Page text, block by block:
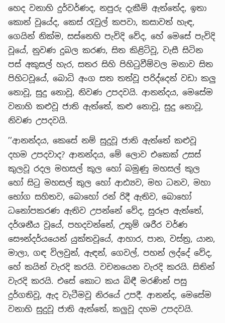
හෙද වනාහි දුර්වර්ණද, නපුරු දැකීම් ඇත්තේද, ඉතා
කොන් වූයේද, කෙස් රැවුල් කපවා, කසාවත් හැඳ,
ගෙයින් නික්ම, සස්නෙහි පැවිදි වේද, හේ මෙසේ පැවිදි
වූයේ, නුවණ දුබල කරණ, සිත කිළිටිවූ, වැසී සිටින
පස් අකුසල් හැර, සතර සිහි පිහිටුවීම්වල මනාව සිත
පිහිටවූයේ, බොධි අංග සත තත්වූ පරිද්දෙන් වඩා කලු
නොවූ, සුදු නොවූ, නිවණ උපදවයි. ආනන්දය, මෙසේම
වනාහි කළුවූ ජාති ඇත්තේ, කළු නොවූ, සුදු නොවූ,
නිවණ උපදවයි.
’’ආනන්දය, කෙසේ නම් සුදුවූ ජාති ඇත්තේ කළුවූ
දහම උපදවාද? ආනන්දය, මේ ලොව එකෙක් උසස්
කුලවූ රදල මහසල් කූල හෝ බමුණු මහසල් කුල
හෝ සිටු මහසල් කුල හෝ ආඪ්‍යව, මහ ධනව, මහා
භෝග සහිතව, බොහෝ රන් රිදී ඇතිව, බොහෝ
ධනෝපකරණ ඇතිව උපන්නේ වේද, සුරූප ඇත්තේ,
දර්ශනීය වූයේ, පහදවන්නේ, උතුම් ශරීර වර්ණ
සෞන්දර්යයෙන් යුක්තවූයේ, ආහාර, පාන, වස්ත්‍ර, යාන,
මාලා, ගඳ විලවුන්, ඇඳන්, ගෙවල්, පහන් ලද්දේ වේද,
හේ කයින් වැරදි කරයි. වචනයෙන වැරදි කරයි. සිතින්
වැරදි කරයි. එසේ කොට කය බිඳී මරණින් පසු
දුර්ගතිවූ, ඇද වැටීමවූ නිරයේ උපදී. ආනන්ද, මෙසේම
වනාහි සුදුවූ ජාති ඇත්තේ, කලුවූ දහම උපදවයි.